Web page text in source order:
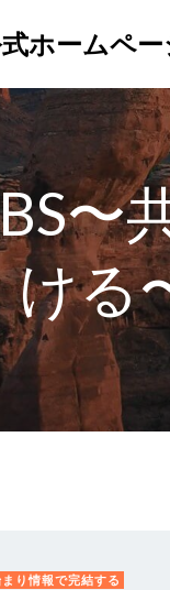
ホームペ
〜
ける
り情報で完結する